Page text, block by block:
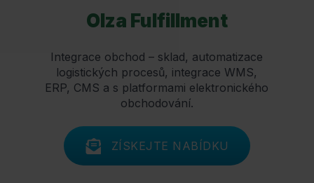
Olza Fulfillment
Integrace obchod – sklad, automatizace
logistických procesů, integrace WMS,
ERP, CMS a s platformami elektronického
obchodování.
ZÍSKEJTE NABÍDKU